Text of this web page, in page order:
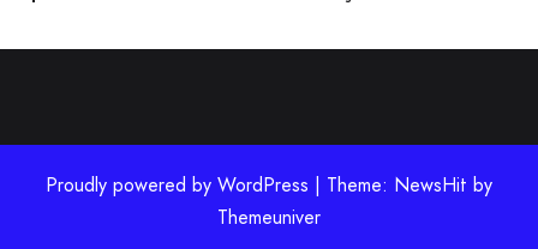
Proudly powered by WordPress | Theme: NewsHit by
Themeuniver